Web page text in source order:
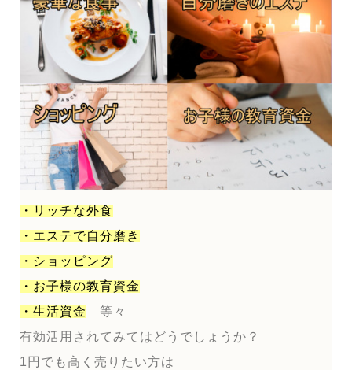
・リッチな外食
・エステで自分磨き
・ショッピング
・お子様の教育資金
・生活資金
等々
有効活用されてみてはどうでしょうか？
1円でも高く売りたい方は